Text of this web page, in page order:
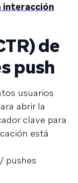
interacción
de
push
usuarios
abrir la
clave para
está
pushes